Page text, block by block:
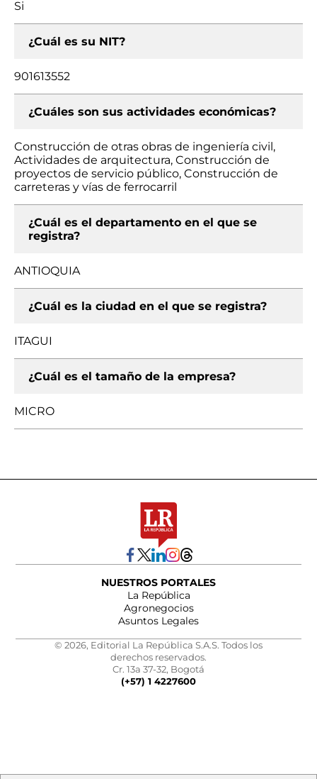
Si
¿Cuál es su NIT?
901613552
¿Cuáles son sus actividades económicas?
Construcción de otras obras de ingeniería civil,
Actividades de arquitectura, Construcción de
proyectos de servicio público, Construcción de
carreteras y vías de ferrocarril
¿Cuál es el departamento en el que se
registra?
ANTIOQUIA
¿Cuál es la ciudad en el que se registra?
ITAGUI
¿Cuál es el tamaño de la empresa?
MICRO
NUESTROS PORTALES
La República
Agronegocios
Asuntos Legales
© 2026, Editorial La República S.A.S. Todos los
derechos reservados.
Cr. 13a 37-32, Bogotá
(+57) 1 4227600